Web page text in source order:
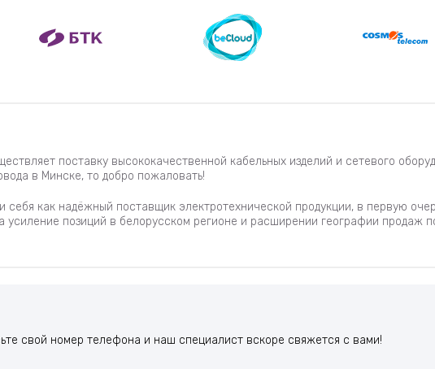
поставку высококачественной кабельных изделий и сетевого
в Минске, то добро пожаловать!
как надёжный поставщик электротехнической продукции, в первую
усиление позиций в белорусском регионе и расширении географии продаж
свой номер телефона и наш специалист вскоре свяжется с вами!